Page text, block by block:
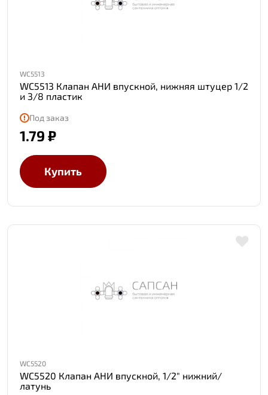
WC5513
WC5513 Клапан АНИ впускной, нижняя штуцер 1/2
и 3/8 пластик
Под заказ
1.79 ₽
Купить
WC5520
WC5520 Клапан АНИ впускной, 1/2" нижний/
латунь